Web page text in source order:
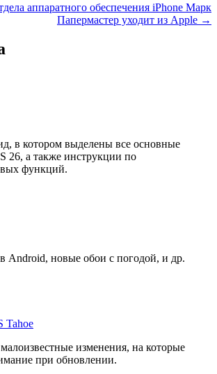
аппаратного обеспечения iPhone Марк
Папермастер уходит из Apple →
в котором выделены все основные
26, а также инструкции по
функций.
Android, новые обои с погодой, и др.
Tahoe
изменения, на которые
при обновлении.